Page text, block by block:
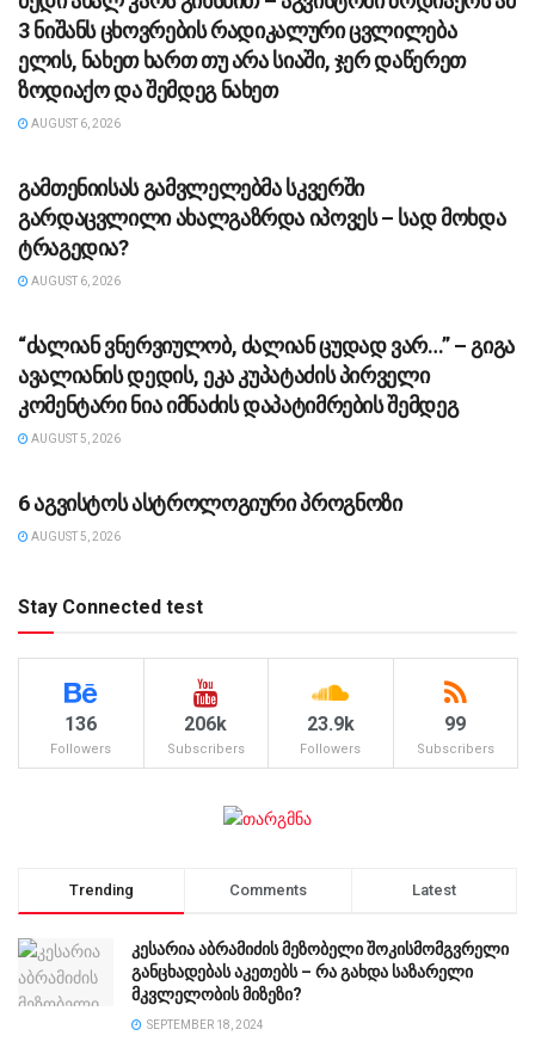
3 ნიშანს ცხოვრების რადიკალური ცვლილება
ელის, ნახეთ ხართ თუ არა სიაში, ჯერ დაწერეთ
ზოდიაქო და შემდეგ ნახეთ
AUGUST 6, 2026
გამთენიისას გამვლელებმა სკვერში
გარდაცვლილი ახალგაზრდა იპოვეს – სად მოხდა
ტრაგედია?
AUGUST 6, 2026
“ძა­ლი­ან ვნერ­ვი­უ­ლობ, ძა­ლი­ან ცუ­დად ვარ…” – გიგა
ავა­ლი­ა­ნის დე­დის, ეკა კუ­პა­ტა­ძის პირველი
კომენტარი ნია იმნაძის დაპატიმრების შემდეგ
AUGUST 5, 2026
6 აგვისტოს ასტროლოგიური პროგნოზი
AUGUST 5, 2026
Stay Connected test
136
Followers
206k
Subscribers
23.9k
Followers
99
Subscribers
Trending Comments Latest
კესარია აბრამიძის მეზობელი შოკისმომგვრელი
განცხადებას აკეთებს – რა გახდა საზარელი
მკვლელობის მიზეზი?
SEPTEMBER 18, 2024